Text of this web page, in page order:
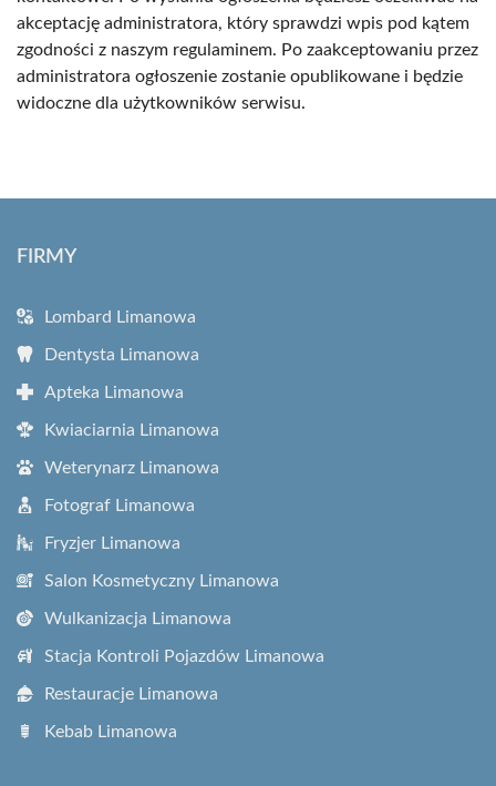
akceptację administratora, który sprawdzi wpis pod kątem
zgodności z naszym regulaminem. Po zaakceptowaniu przez
administratora ogłoszenie zostanie opublikowane i będzie
widoczne dla użytkowników serwisu.
FIRMY
Lombard Limanowa
Dentysta Limanowa
Apteka Limanowa
Kwiaciarnia Limanowa
Weterynarz Limanowa
Fotograf Limanowa
Fryzjer Limanowa
Salon Kosmetyczny Limanowa
Wulkanizacja Limanowa
Stacja Kontroli Pojazdów Limanowa
Restauracje Limanowa
Kebab Limanowa